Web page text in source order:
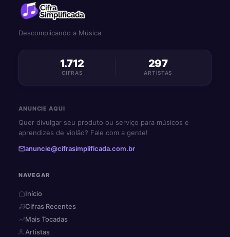
Descomplicando a Música
1.712
CIFRAS
297
ARTISTAS
ANUNCIE AQUI
Quer divulgar seu produto ou serviço para músicos e
aprendizes de violão? Fale com a gente!
anuncie@cifrasimplificada.com.br
NAVEGAR
Início
Cifras Recentes
Mais Tocadas
Artistas